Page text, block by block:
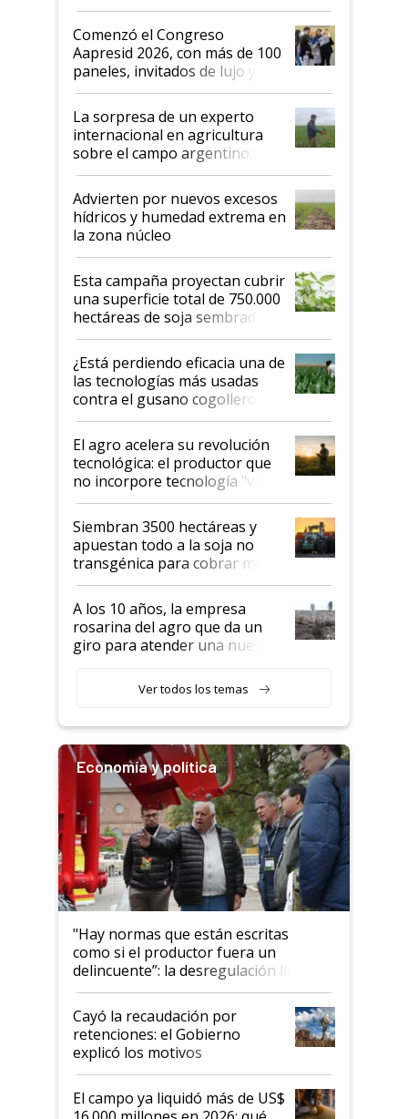
"No es bueno que en
Argentina se sigan discutiendo
las mismas cosas de hace 50
años"
Comenzó el Congreso
Aapresid 2026, con más de 100
paneles, invitados de lujo y
todas las tendencias
La sorpresa de un experto
internacional en agricultura
sobre el campo argentino:
"Estoy muy impresionado"
Advierten por nuevos excesos
hídricos y humedad extrema en
la zona núcleo
Esta campaña proyectan cubrir
una superficie total de 750.000
hectáreas de soja sembradas
con una nueva generación de
variedades que marcan un
salto tecnológico en genética y
rendimiento
¿Está perdiendo eficacia una de
las tecnologías más usadas
contra el gusano cogollero? El
desafío de una tecnología clave
El agro acelera su revolución
tecnológica: el productor que
no incorpore tecnología "va a
perder el tren"
Siembran 3500 hectáreas y
apuestan todo a la soja no
transgénica para cobrar más
por tonelada: compraron un
semillero
A los 10 años, la empresa
rosarina del agro que da un
giro para atender una nueva
Ver todos los temas
Economía y política
"Hay normas que están escritas
como si el productor fuera un
delincuente”: la desregulación llegó
al Congreso Aapresid y hasta se
habló del financiamiento al IPCVA
Cayó la recaudación por
retenciones: el Gobierno
explicó los motivos
El campo ya liquidó más de US$